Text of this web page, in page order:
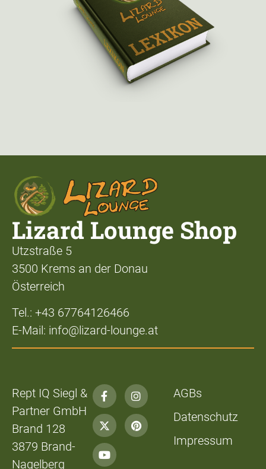
Lizard Lounge Shop
Utzstraße 5
3500 Krems an der Donau
Österreich
Tel.: +43 67764126466
E-Mail: info@lizard-lounge.at
Rept IQ Siegl &
Partner GmbH
Brand 128
3879 Brand-
Nagelberg
AGBs
Datenschutz
Impressum